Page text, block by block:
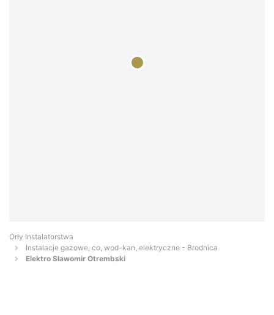
Orły Instalatorstwa
Instalacje gazowe, co, wod-kan, elektryczne - Brodnica
Elektro Sławomir Otrembski